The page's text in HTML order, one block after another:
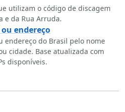
utilizam o código de discagem
e da Rua Arruda.
endereço
endereço do Brasil pelo nome
cidade. Base atualizada com
disponíveis.